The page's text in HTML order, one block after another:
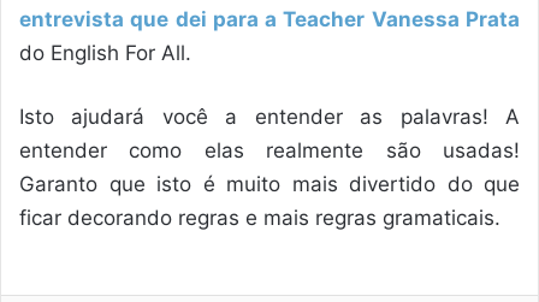
entrevista que dei para a Teacher Vanessa Prata
do English For All.
Isto ajudará você a entender as palavras! A
entender como elas realmente são usadas!
Garanto que isto é muito mais divertido do que
ficar decorando regras e mais regras gramaticais.